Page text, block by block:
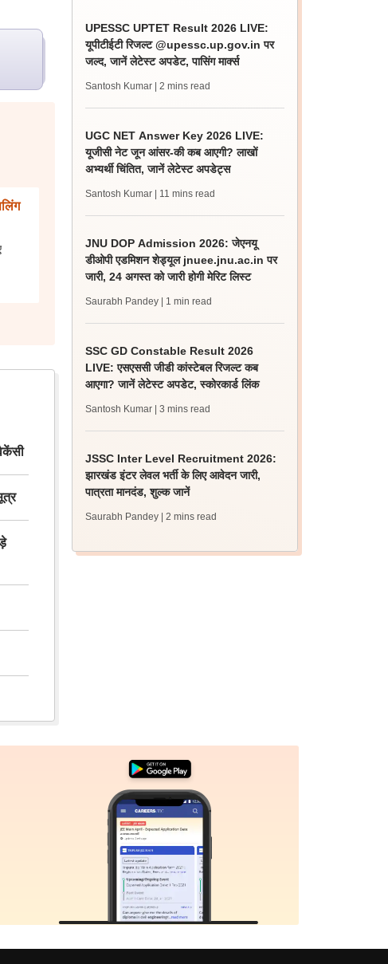
UPESSC UPTET Result 2026 LIVE:
यूपीटीईटी रिजल्ट @upessc.up.gov.in पर
जल्द, जानें लेटेस्ट अपडेट, पासिंग मार्क्स
Santosh Kumar | 2 mins read
UGC NET Answer Key 2026 LIVE:
यूजीसी नेट जून आंसर-की कब आएगी? लाखों
अभ्यर्थी चिंतित, जानें लेटेस्ट अपडेट्स
Santosh Kumar | 11 mins read
JNU DOP Admission 2026: जेएनयू
डीओपी एडमिशन शेड्यूल jnuee.jnu.ac.in पर
जारी, 24 अगस्त को जारी होगी मेरिट लिस्ट
Saurabh Pandey | 1 min read
SSC GD Constable Result 2026
LIVE: एसएससी जीडी कांस्टेबल रिजल्ट कब
आएगा? जानें लेटेस्ट अपडेट, स्कोरकार्ड लिंक
Santosh Kumar | 3 mins read
JSSC Inter Level Recruitment 2026:
झारखंड इंटर लेवल भर्ती के लिए आवेदन जारी,
पात्रता मानदंड, शुल्क जानें
Saurabh Pandey | 2 mins read